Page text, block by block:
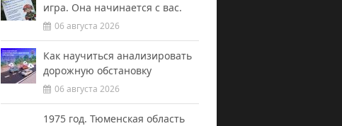
игра. Она начинается с вас.
06 августа 2026
Как научиться анализировать
дорожную обстановку
06 августа 2026
1975 год. Тюменская область